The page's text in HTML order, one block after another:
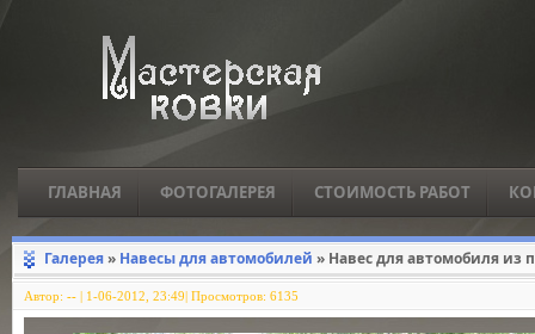
ГЛАВНАЯ ФОТОГАЛЕРЕЯ СТОИМОСТЬ РАБОТ
Галерея» Навесы для автомобилей » Навес для автомобиля из
Автор: -- | 1-06-2012, 23:49| Просмотров: 6135